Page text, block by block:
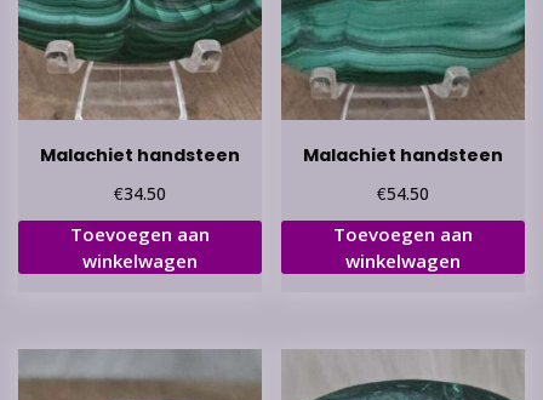
Malachiet handsteen
€34.50
Toevoegen aan
winkelwagen
Malachiet handsteen
€54.50
Toevoegen aan
winkelwagen